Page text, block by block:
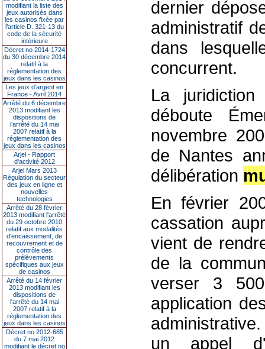
modifiant la liste des
jeux autorisés dans
les casinos fixée par
l’article D. 321-13 du
code de la sécurité
intérieure
Décret no 2014-1724
du 30 décembre 2014
relatif à la
réglementation des
jeux dans les casinos
Les jeux d’argent en
France - Avril 2014
Arrêté du 6 décembre
2013 modifiant les
dispositions de
l’arrêté du 14 mai
2007 relatif à la
réglementation des
jeux dans les casinos
Arjel - Rapport
d'activité 2012
Arjel Mars 2013
Régulation du secteur
des jeux en ligne et
nouvelles
technologies
Arrêté du 28 février
2013 modifiant l'arrêté
du 29 octobre 2010
relatif aux modalités
d'encaissement, de
recouvrement et de
contrôle des
prélèvements
spécifiques aux jeux
de casinos
Arrêté du 14 février
2013 modifiant les
dispositions de
l'arrêté du 14 mai
2007 relatif à la
réglementation des
jeux dans les casinos
Décret no 2012-685
du 7 mai 2012
modifiant le décret no
dernier
administratif
dans
concurrent.
La
déboute
novembre
de Nantes
délibération
En février
cassation
vient de
de la
verser 3
application
un appel